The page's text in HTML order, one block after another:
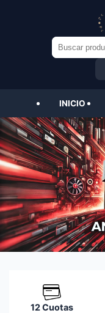
Buscar
por:
INICIO
12 Cuotas